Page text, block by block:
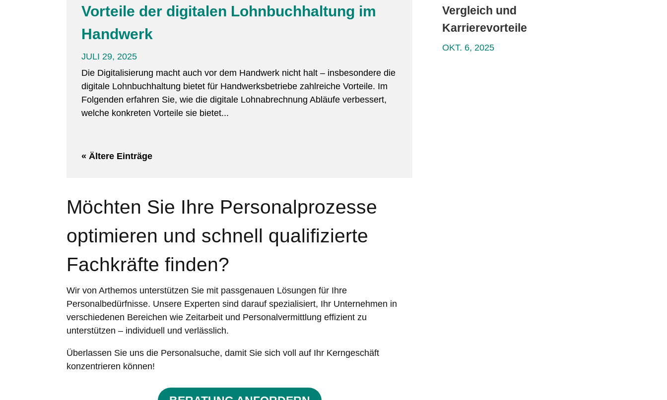
Vorteile der digitalen Lohnbuchhaltung im
Handwerk
JULI 29, 2025
Die Digitalisierung macht auch vor dem Handwerk nicht halt – insbesondere die
digitale Lohnbuchhaltung bietet für Handwerksbetriebe zahlreiche Vorteile. Im
Folgenden erfahren Sie, wie die digitale Lohnabrechnung Abläufe verbessert,
welche konkreten Vorteile sie bietet...
« Ältere Einträge
Möchten Sie Ihre Personalprozesse
optimieren und schnell qualifizierte
Fachkräfte finden?
Wir von Arthemos unterstützen Sie mit passgenauen Lösungen für Ihre
Personalbedürfnisse. Unsere Experten sind darauf spezialisiert, Ihr Unternehmen in
verschiedenen Bereichen wie Zeitarbeit und Personalvermittlung effizient zu
unterstützen – individuell und verlässlich.
Überlassen Sie uns die Personalsuche, damit Sie sich voll auf Ihr Kerngeschäft
konzentrieren können!
Vergleich und
Karrierevorteile
OKT. 6, 2025